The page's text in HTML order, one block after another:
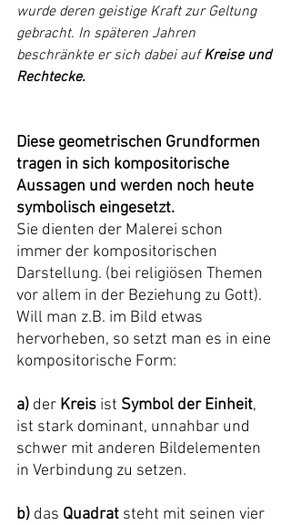
wurde deren geistige Kraft zur Geltung
gebracht. In späteren Jahren
beschränkte er sich dabei auf Kreise und
Rechtecke.
Diese geometrischen Grundformen
tragen in sich kompositorische
Aussagen und werden noch heute
symbolisch eingesetzt.
Sie dienten der Malerei schon
immer der kompositorischen
Darstellung. (bei religiösen Themen
vor allem in der Beziehung zu Gott).
Will man z.B. im Bild etwas
hervorheben, so setzt man es in eine
kompositorische Form:
a) der Kreis ist Symbol der Einheit,
ist stark dominant, unnahbar und
schwer mit anderen Bildelementen
in Verbindung zu setzen.
b) das Quadrat steht mit seinen vier